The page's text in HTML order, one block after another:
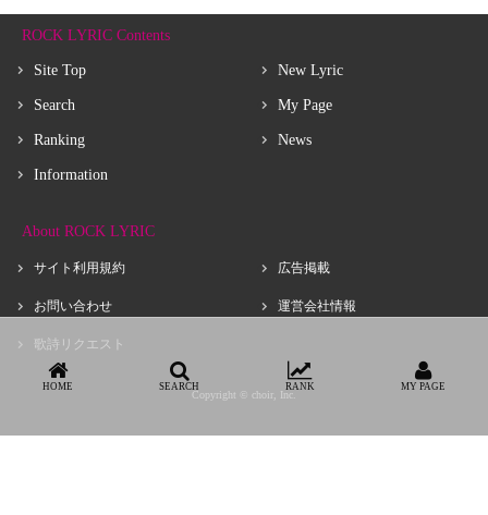
ROCK LYRIC Contents
Site Top
Search
Ranking
Information
New Lyric
My Page
News
About ROCK LYRIC
サイト利用規約
お問い合わせ
歌詩リクエスト
広告掲載
運営会社情報
Copyright © choir, Inc.
HOME SEARCH RANK MY PAGE